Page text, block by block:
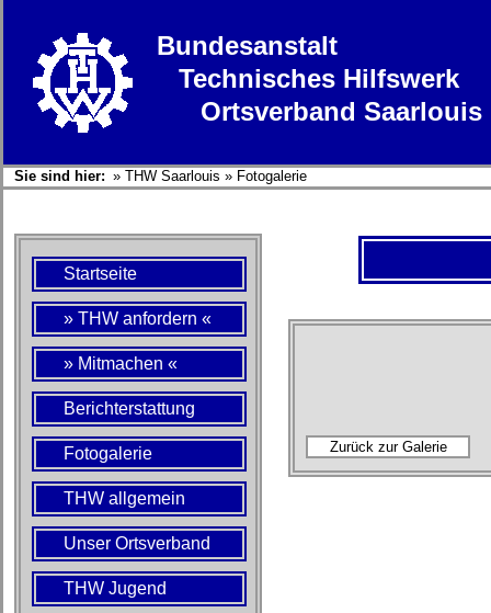
Bundesanstalt
Technisches Hilfswerk
Ortsverband Saarlouis
Sie sind hier: » THW Saarlouis » Fotogalerie
Startseite
» THW anfordern «
» Mitmachen «
Berichterstattung
Fotogalerie
THW allgemein
Unser Ortsverband
THW Jugend